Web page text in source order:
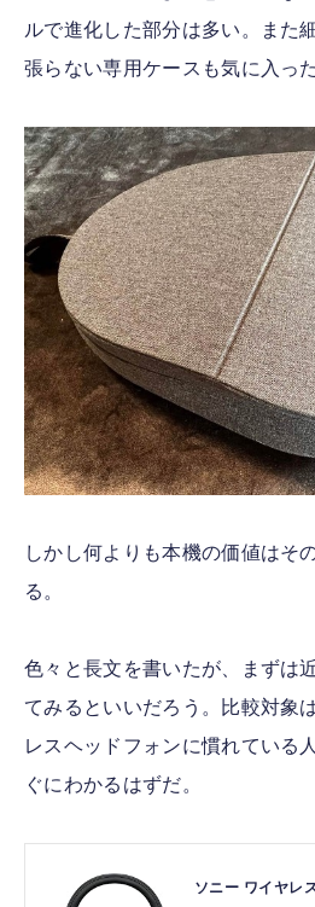
ルで進化した部分は多い。また
張らない専用ケースも気に入った
しかし何よりも本機の価値はそ
る。
色々と長文を書いたが、まずは
てみるといいだろう。比較対象
レスヘッドフォンに慣れている
ぐにわかるはずだ。
ソニー ワイヤレ